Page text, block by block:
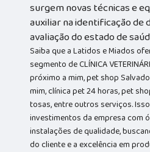
surgem novas técnicas e
auxiliar na identificação de
avaliação do estado de
Saiba que a Latidos e Miados
segmento de CLÍNICA
próximo a mim, pet shop
mim, clínica pet 24 horas, pet
tosas, entre outros serviços.
investimentos da empresa com
instalações de qualidade,
do cliente e a excelência em